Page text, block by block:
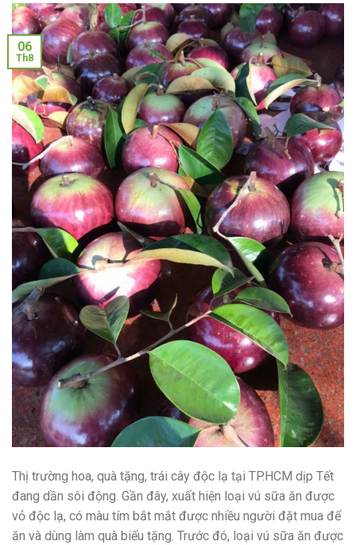
06
Th8
Thị trường hoa, quà tặng, trái cây độc lạ tại TP.HCM dịp Tết
đang dần sôi động. Gần đây, xuất hiện loại vú sữa ăn được
vỏ độc lạ, có màu tím bắt mắt được nhiều người đặt mua để
ăn và dùng làm quà biếu tặng. Trước đó, loại vú sữa ăn được